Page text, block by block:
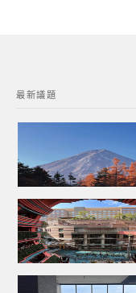
最新議題